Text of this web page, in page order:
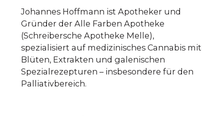
Johannes Hoffmann ist Apotheker und
Gründer der Alle Farben Apotheke
(Schreibersche Apotheke Melle),
spezialisiert auf medizinisches Cannabis mit
Blüten, Extrakten und galenischen
Spezialrezepturen – insbesondere für den
Palliativbereich.